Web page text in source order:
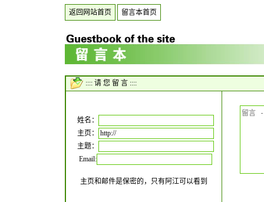
返回网站首页 留言本首页
:::: 请 您 留 言 ::::
姓名：
主页：
主题：
Email:
主页和邮件是保密的，只有阿江可以看到